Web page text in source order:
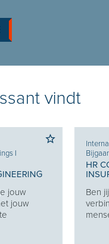
vindt
I
jouw
jouw
HR
Ben